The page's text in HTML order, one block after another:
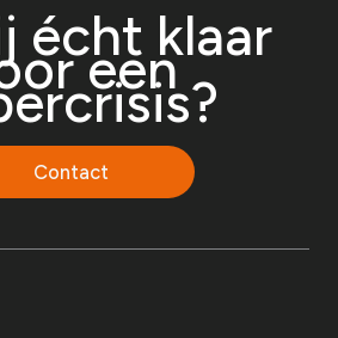
écht klaar
een
Contact